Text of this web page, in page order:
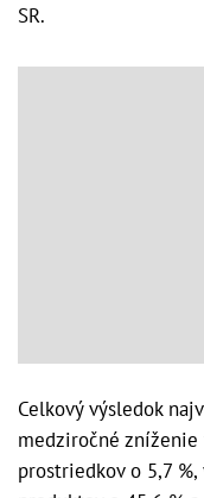
SR.
Celkový výsledok
medziročné
prostriedkov o 5,7